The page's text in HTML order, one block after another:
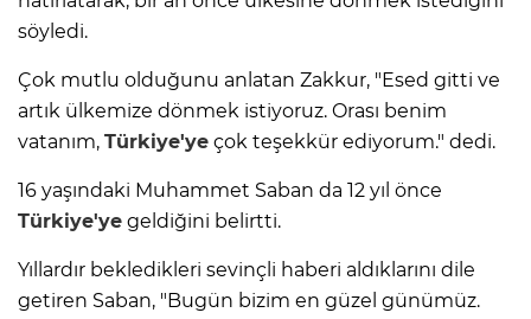
söyledi.
Çok mutlu olduğunu anlatan Zakkur, "Esed gitti ve
artık ülkemize dönmek istiyoruz. Orası benim
vatanım, Türkiye'ye çok teşekkür ediyorum." dedi.
16 yaşındaki Muhammet Saban da 12 yıl önce
Türkiye'ye geldiğini belirtti.
Yıllardır bekledikleri sevinçli haberi aldıklarını dile
getiren Saban, "Bugün bizim en güzel günümüz.